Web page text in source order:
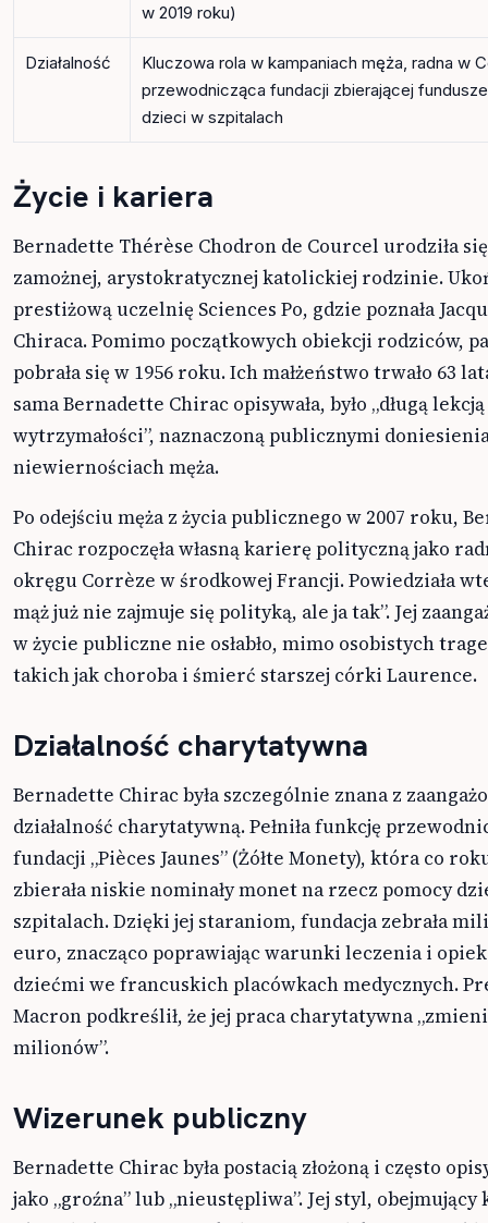
w 2019 roku)
Działalność
Kluczowa rola w kampaniach męża, radna w
przewodnicząca fundacji zbierającej
dzieci w szpitalach
Życie i kariera
Bernadette Thérèse Chodron de Courcel urodziła
zamożnej, arystokratycznej katolickiej rodzinie.
prestiżową uczelnię Sciences Po, gdzie poznała
Chiraca. Pomimo początkowych obiekcji rodziców,
pobrała się w 1956 roku. Ich małżeństwo trwało 63
sama Bernadette Chirac opisywała, było „długą lekcją
wytrzymałości”, naznaczoną publicznymi
niewiernościach męża.
Po odejściu męża z życia publicznego w 2007 roku,
Chirac rozpoczęła własną karierę polityczną jako
okręgu Corrèze w środkowej Francji. Powiedziała
mąż już nie zajmuje się polityką, ale ja tak”. Jej
w życie publiczne nie osłabło, mimo osobistych
takich jak choroba i śmierć starszej córki Laurence.
Działalność charytatywna
Bernadette Chirac była szczególnie znana z
działalność charytatywną. Pełniła funkcję
fundacji „Pièces Jaunes” (Żółte Monety), która co
zbierała niskie nominały monet na rzecz pomocy
szpitalach. Dzięki jej staraniom, fundacja zebrała
euro, znacząco poprawiając warunki leczenia i
dziećmi we francuskich placówkach medycznych.
Macron podkreślił, że jej praca charytatywna
milionów”.
Wizerunek publiczny
Bernadette Chirac była postacią złożoną i często
jako „groźna” lub „nieustępliwa”. Jej styl,